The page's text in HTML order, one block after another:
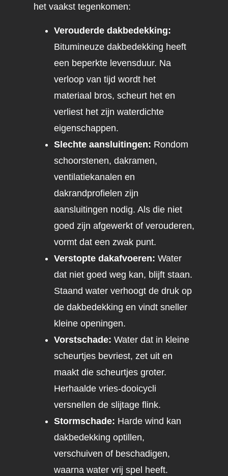
het vaakst tegenkomen:
Verouderde dakbedekking:
Bitumineuze dakbedekking heeft
een beperkte levensduur. Na
verloop van tijd wordt het
materiaal bros, scheurt het en
verliest het zijn waterdichte
eigenschappen.
Slechte aansluitingen: Rondom
schoorstenen, dakramen,
ventilatiekanalen en
dakrandprofielen zijn
aansluitingen nodig. Als die niet
goed zijn afgewerkt of verouderen,
vormt dat een zwak punt.
Verstopte dakafvoeren: Water
dat niet goed weg kan, blijft staan.
Staand water verhoogt de druk op
de dakbedekking en vindt sneller
kleine openingen.
Vorstschade: Water dat in kleine
scheurtjes bevriest, zet uit en
maakt die scheurtjes groter.
Herhaalde vries-dooicycli
versnellen de slijtage flink.
Stormschade: Harde wind kan
dakbedekking optillen,
verschuiven of beschadigen,
waarna water vrij spel heeft.